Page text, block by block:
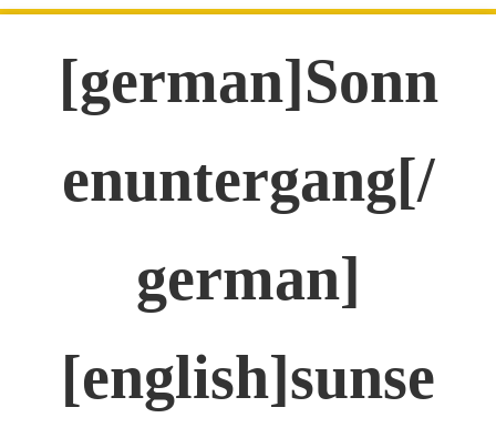
[german]Sonn
enuntergang[/
german]
[english]sunse